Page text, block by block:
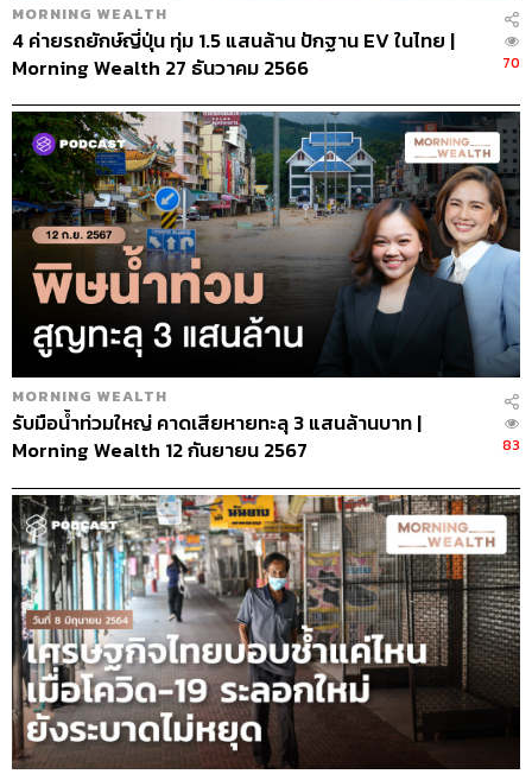
MORNING WEALTH
4 ค่ายรถยักษ์ญี่ปุ่น ทุ่ม 1.5 แสนล้าน ปักฐาน EV ในไทย |
Morning Wealth 27 ธันวาคม 2566
70
MORNING WEALTH
รับมือน้ำท่วมใหญ่ คาดเสียหายทะลุ 3 แสนล้านบาท |
Morning Wealth 12 กันยายน 2567
83